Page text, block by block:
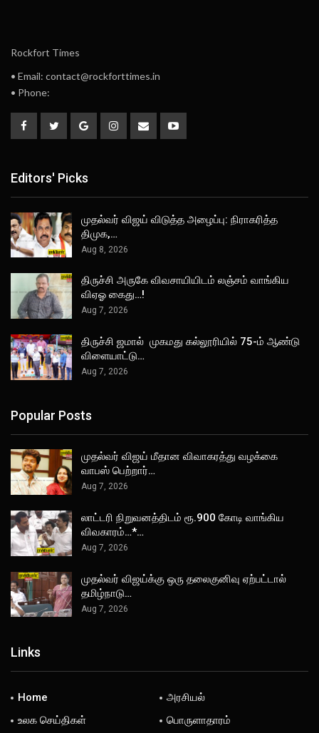
Rockfort Times
• Email: contact@rockforttimes.in
• Phone:
Editors' Picks
முதல்வர் விஜய் விடுத்த அழைப்பு: நிராகரித்த
திமுக,…
Aug 8, 2026
திருச்சி அருகே விவசாயியிடம் லஞ்சம் வாங்கிய
விஏஓ கைது…!
Aug 7, 2026
திருச்சி ஜமால் முகமது கல்லூரியில் 75-ம் ஆண்டு
விளையாட்டு…
Aug 7, 2026
Popular Posts
முதல்வர் விஜய் மீதான விவாகரத்து வழக்கை
வாபஸ் பெற்றார்…
Aug 7, 2026
லாட்டரி நிறுவனத்திடம் ரூ.900 கோடி வாங்கிய
விவகாரம்…*…
Aug 7, 2026
முதல்வர் விஜய்க்கு ஒரு தலைகுனிவு ஏற்பட்டால்
தமிழ்நாடு…
Aug 7, 2026
Links
Home
அரசியல்
உலக செய்திகள்
பொருளாதாரம்